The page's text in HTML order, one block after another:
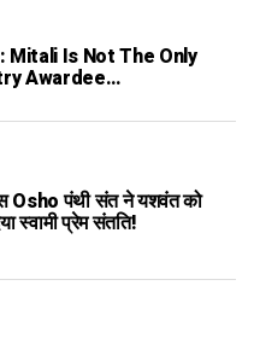
Mitali Is Not The Only
Awardee…
Osho पंथी संत ने यशवंत को
स्वामी प्रेम संतति!